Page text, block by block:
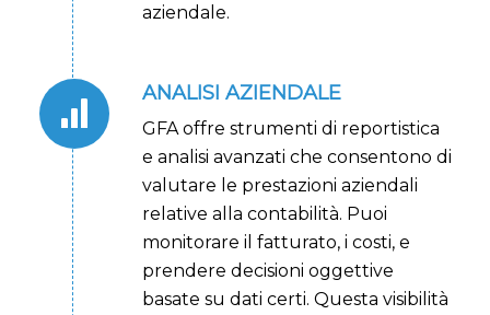
aziendale.
ANALISI AZIENDALE
GFA offre strumenti di reportistica
e analisi avanzati che consentono di
valutare le prestazioni aziendali
relative alla contabilità. Puoi
monitorare il fatturato, i costi, e
prendere decisioni oggettive
basate su dati certi. Questa visibilità